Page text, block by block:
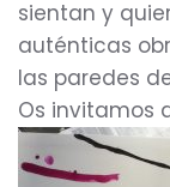
sientan y
auténticas
las paredes
Os invitamos